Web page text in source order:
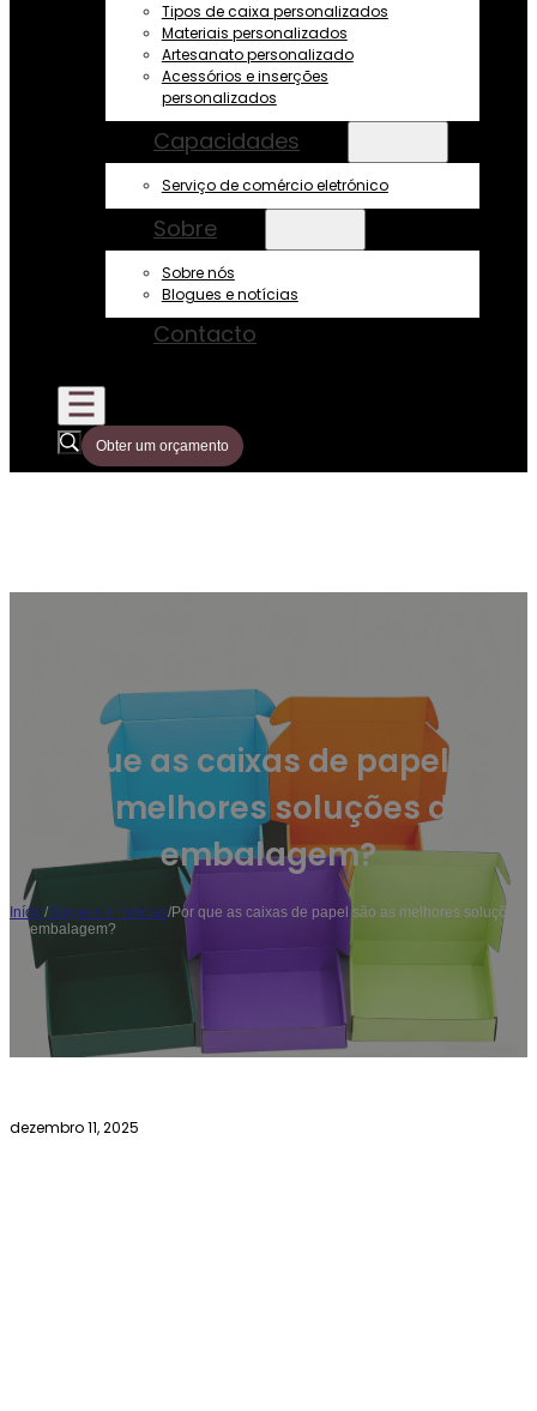
Tipos de caixa personalizados
Materiais personalizados
Artesanato personalizado
Acessórios e inserções
personalizados
Capacidades
Serviço de comércio eletrónico
Sobre
Sobre nós
Blogues e notícias
Contacto
Obter um orçamento
Por que as caixas de papel são
as melhores soluções de
embalagem?
Início/Blogues e notícias/Por que as caixas de papel são as melhores soluções
de embalagem?
dezembro 11, 2025